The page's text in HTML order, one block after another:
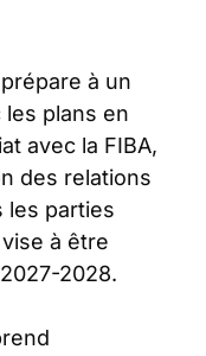
à un
plans en
avec la FIBA,
des relations
les parties
à être
2028.